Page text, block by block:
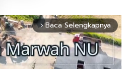
arrow_forward_ios Baca Selengkapnya